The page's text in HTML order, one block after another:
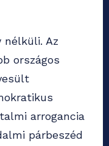
nélküli. Az
országos
arrogancia
párbeszéd